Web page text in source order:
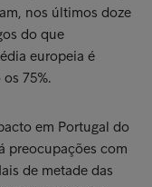
nos últimos doze
do que
europeia é
75%.
em Portugal do
preocupações com
de metade das